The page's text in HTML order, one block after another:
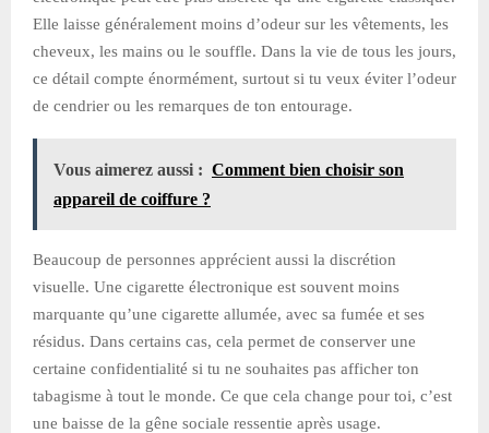
Elle laisse généralement moins d’odeur sur les vêtements, les
cheveux, les mains ou le souffle. Dans la vie de tous les jours,
ce détail compte énormément, surtout si tu veux éviter l’odeur
de cendrier ou les remarques de ton entourage.
Vous aimerez aussi : Comment bien choisir son
appareil de coiffure ?
Beaucoup de personnes apprécient aussi la discrétion
visuelle. Une cigarette électronique est souvent moins
marquante qu’une cigarette allumée, avec sa fumée et ses
résidus. Dans certains cas, cela permet de conserver une
certaine confidentialité si tu ne souhaites pas afficher ton
tabagisme à tout le monde. Ce que cela change pour toi, c’est
une baisse de la gêne sociale ressentie après usage.